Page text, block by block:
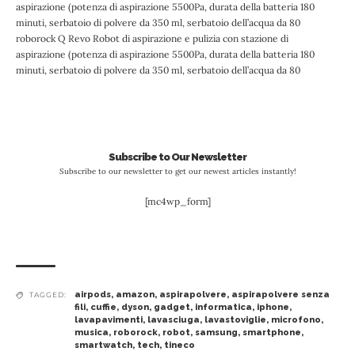
aspirazione (potenza di aspirazione 5500Pa, durata della batteria 180
minuti, serbatoio di polvere da 350 ml, serbatoio dell’acqua da 80
roborock Q Revo Robot di aspirazione e pulizia con stazione di
aspirazione (potenza di aspirazione 5500Pa, durata della batteria 180
minuti, serbatoio di polvere da 350 ml, serbatoio dell’acqua da 80
Subscribe to Our Newsletter
Subscribe to our newsletter to get our newest articles instantly!
[mc4wp_form]
TAGGED: airpods, amazon, aspirapolvere, aspirapolvere senza
fili, cuffie, dyson, gadget, informatica, iphone,
lavapavimenti, lavasciuga, lavastoviglie, microfono,
musica, roborock, robot, samsung, smartphone,
smartwatch, tech, tineco